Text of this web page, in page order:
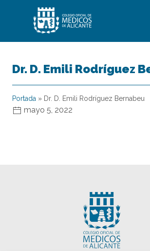
Dr. D. Emili Rodríguez
Portada » Dr. D. Emili Rodríguez Bernabeu
mayo 5, 2022